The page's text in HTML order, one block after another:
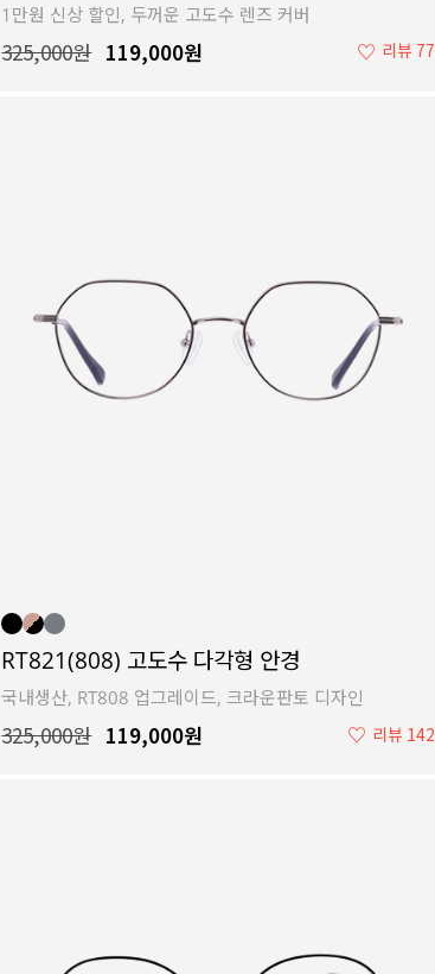
1만원 신상 할인, 두꺼운 고도수 렌즈 커버
325,000원 119,000원 ♡ 리뷰 77
RT821(808) 고도수 다각형 안경
국내생산, RT808 업그레이드, 크라운판토 디자인
325,000원 119,000원 ♡ 리뷰 142